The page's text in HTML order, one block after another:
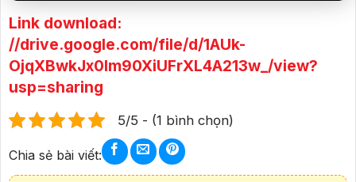
Link download:
//drive.google.com/file/d/1AUk-
OjqXBwkJx0Im90XiUFrXL4A213w_/view?
usp=sharing
5/5 - (1 bình chọn)
Chia sẻ bài viết: